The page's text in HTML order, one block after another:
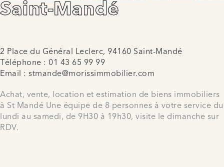
Saint-Mandé
2 Place du Général Leclerc, 94160 Saint-Mandé
Téléphone : 01 43 65 99 99
Email : stmande@morissimmobilier.com
Achat, vente, location et estimation de biens immobiliers
à St Mandé Une équipe de 8 personnes à votre service du
lundi au samedi, de 9H30 à 19h30, visite le dimanche sur
RDV.